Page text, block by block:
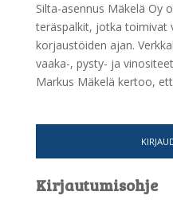
Silta-asennus Mäkelä Oy
teräspalkit, jotka toimivat
korjaustöiden ajan.
vaaka-, pysty- ja
Markus Mäkelä kertoo,
Kirjautumisohje